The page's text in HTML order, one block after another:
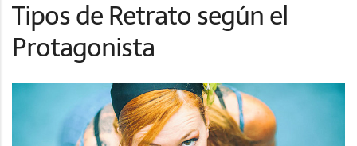
Tipos de Retrato según el
Protagonista